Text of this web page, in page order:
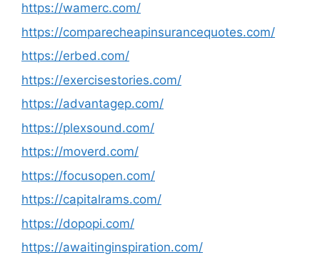
https://wamerc.com/
https://comparecheapinsurancequotes.com/
https://erbed.com/
https://exercisestories.com/
https://advantagep.com/
https://plexsound.com/
https://moverd.com/
https://focusopen.com/
https://capitalrams.com/
https://dopopi.com/
https://awaitinginspiration.com/